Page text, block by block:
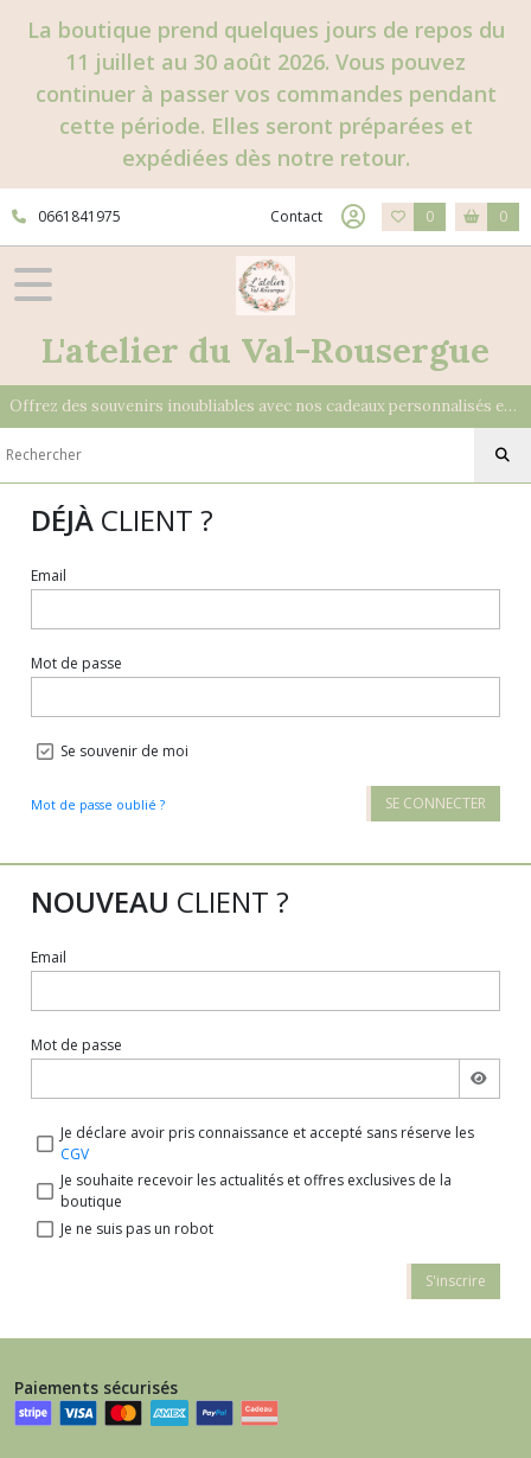
La boutique prend quelques jours de repos du
11 juillet au 30 août 2026. Vous pouvez
continuer à passer vos commandes pendant
cette période. Elles seront préparées et
expédiées dès notre retour.
0661841975 Contact 0 0
L'atelier du Val-Rousergue
Offrez des souvenirs inoubliables avec nos cadeaux personnalisés et uniques
DÉJÀ CLIENT ?
Email
Mot de passe
Se souvenir de moi
Mot de passe oublié ? SE CONNECTER
NOUVEAU CLIENT ?
Email
Mot de passe
Je déclare avoir pris connaissance et accepté sans réserve les
CGV
Je souhaite recevoir les actualités et offres exclusives de la
boutique
Je ne suis pas un robot
S'inscrire
Paiements sécurisés